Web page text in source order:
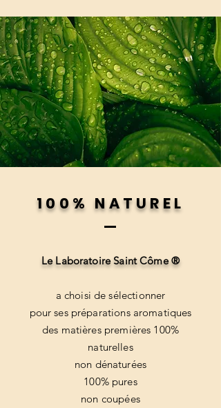
100% NATUREL
Le Laboratoire Saint Côme ®
a choisi de sélectionner
pour ses préparations aromatiques
des matières premières 100%
naturelles
non dénaturées
100% pures
non coupées